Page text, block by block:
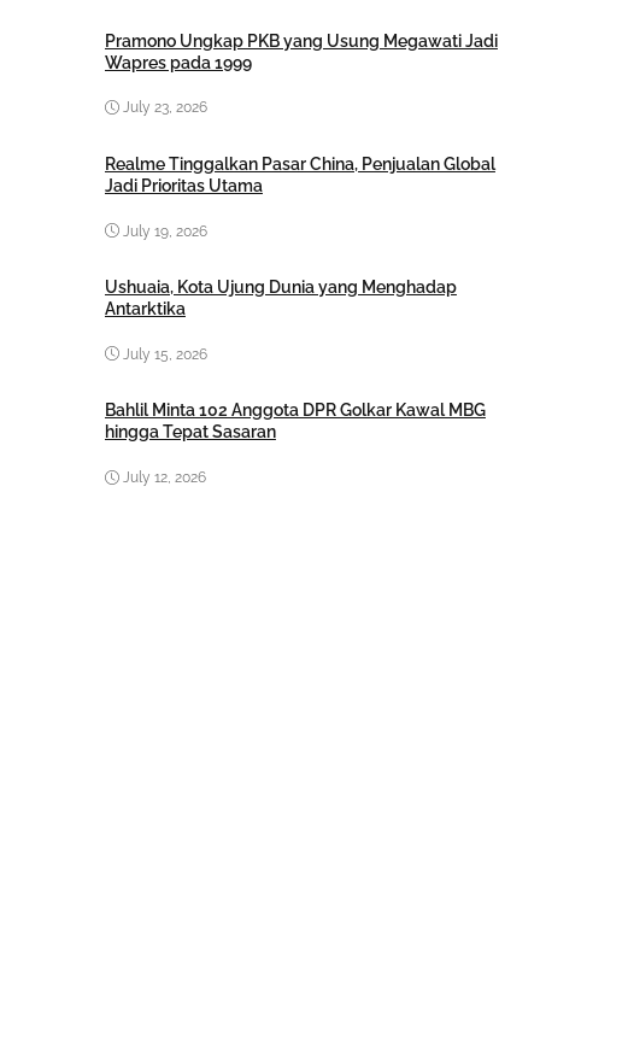
Pramono Ungkap PKB yang Usung Megawati Jadi
Wapres pada 1999
July 23, 2026
Realme Tinggalkan Pasar China, Penjualan Global
Jadi Prioritas Utama
July 19, 2026
Ushuaia, Kota Ujung Dunia yang Menghadap
Antarktika
July 15, 2026
Bahlil Minta 102 Anggota DPR Golkar Kawal MBG
hingga Tepat Sasaran
July 12, 2026